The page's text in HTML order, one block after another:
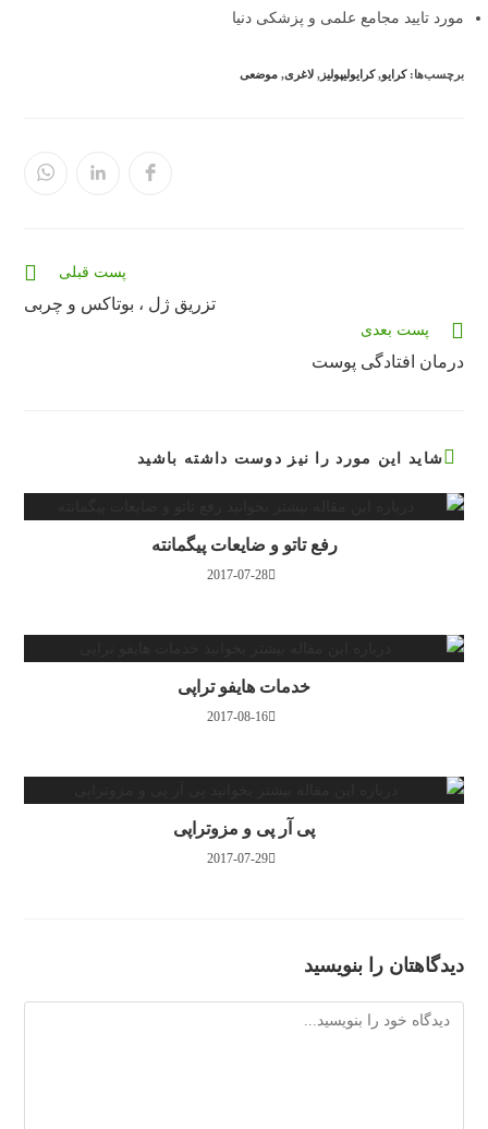
مورد تایید مجامع علمی و پزشکی دنیا
برچسب‌ها:کرایو, کرایولیپولیز , لاغری, موضعی
در
در
در
بخوانید
پست قبلی
تزریق ژل ، بوتاکس و چربی
پست بعدی
درمان افتادگی پوست
شاید این مورد را نیز دوست داشته باشید
رفع تاتو و ضایعات پیگمانته
2017-07-28
خدمات هایفو تراپی
2017-08-16
پی آر پی و مزوتراپی
2017-07-29
دیدگاهتان را بنویسید
دیدگاه